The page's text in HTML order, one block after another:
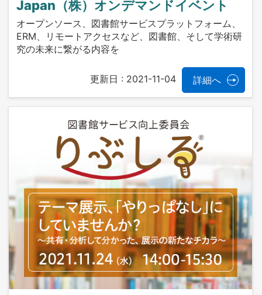
Japan（株）オンデマンドイベント
オープンソース、図書館サービスプラットフォーム、
ERM、リモートアクセスなど、図書館、そして学術研
究の未来に繋がる内容を
更新日 : 2021-11-04 詳細へ